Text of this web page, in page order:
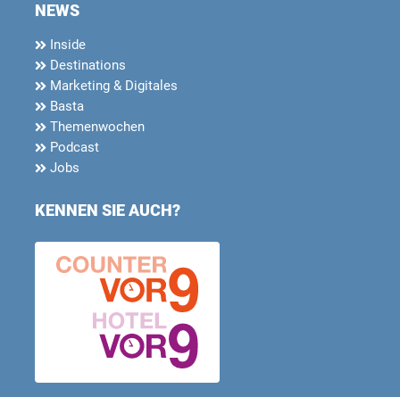
NEWS
Inside
Destinations
Marketing & Digitales
Basta
Themenwochen
Podcast
Jobs
KENNEN SIE AUCH?